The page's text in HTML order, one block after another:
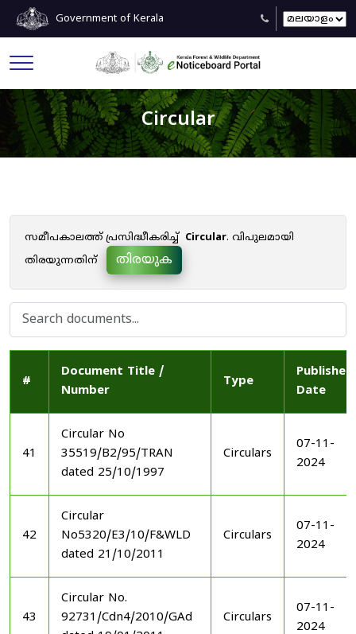
Government of Kerala
Circular
സമീപകാലത്ത് പ്രസിദ്ധീകരിച്ച് Circular. വിപുലമായി
തിരയുന്നതിന്
തിരയുക
#
Document Title /
Number
Type
Published
Date
41
Circular No
35519/B2/95/TRAN
dated 25/10/1997
Circulars
07-11-
2024
42
Circular
No5320/E3/10/F&WLD
dated 21/10/2011
Circulars
07-11-
2024
43
Circular No.
92731/Cdn4/2010/GAd
Circulars
07-11-
2024